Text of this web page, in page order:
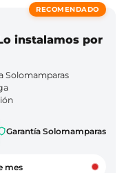
RECOMENDADO
instalamos por
Solomamparas
Garantía Solomamparas
mes